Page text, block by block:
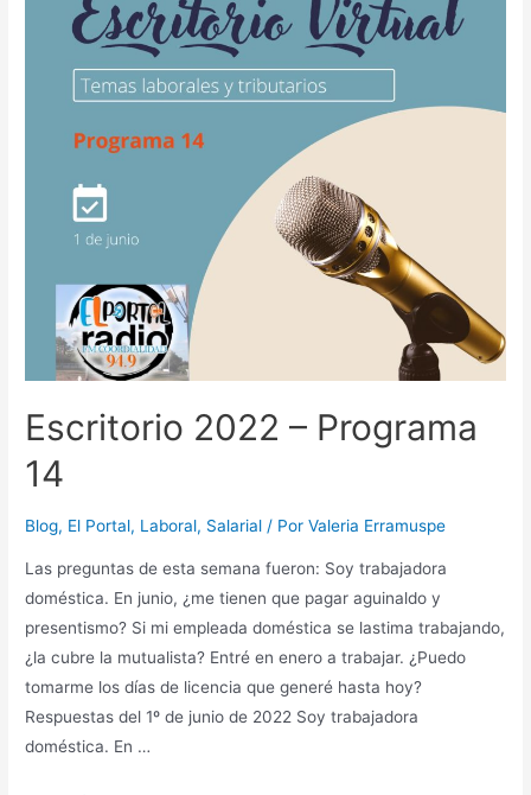
Escritorio 2022 – Programa
14
Blog, El Portal, Laboral, Salarial / PorValeria Erramuspe
Las preguntas de esta semana fueron: Soy trabajadora
doméstica. En junio, ¿me tienen que pagar aguinaldo y
presentismo? Si mi empleada doméstica se lastima trabajando,
¿la cubre la mutualista? Entré en enero a trabajar. ¿Puedo
tomarme los días de licencia que generé hasta hoy?
Respuestas del 1º de junio de 2022 Soy trabajadora
doméstica. En …